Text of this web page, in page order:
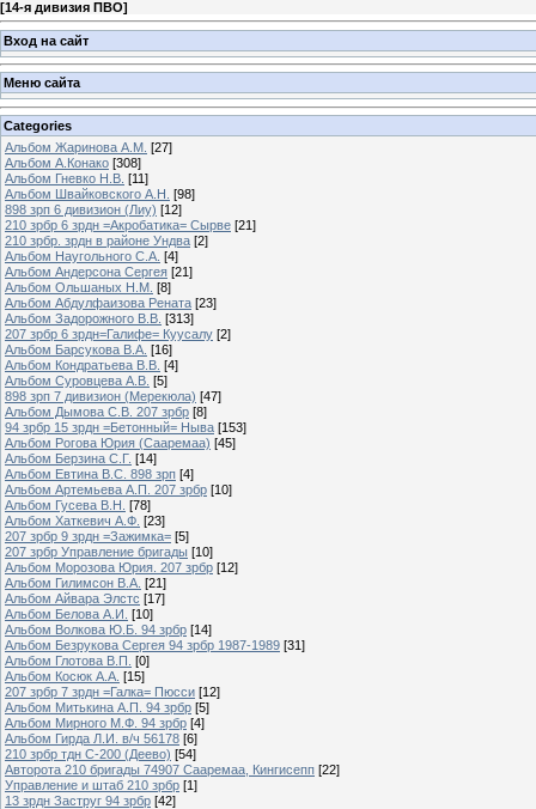
[14-я дивизия ПВО]
Вход на сайт
Меню сайта
Categories
Альбом Жаринова А.М. [27]
Альбом А.Конако [308]
Альбом Гневко Н.В. [11]
Альбом Швайковского А.Н. [98]
898 зрп 6 дивизион (Лиу) [12]
210 зрбр 6 зрдн =Акробатика= Сырве [21]
210 зрбр. зрдн в районе Ундва [2]
Альбом Наугольного С.А. [4]
Альбом Андерсона Сергея [21]
Альбом Ольшаных Н.М. [8]
Альбом Абдулфаизова Рената [23]
Альбом Задорожного В.В. [313]
207 зрбр 6 зрдн=Галифе= Куусалу [2]
Альбом Барсукова В.А. [16]
Альбом Кондратьева В.В. [4]
Альбом Суровцева А.В. [5]
898 зрп 7 дивизион (Мерекюла) [47]
Альбом Дымова С.В. 207 зрбр [8]
94 зрбр 15 зрдн =Бетонный= Ныва [153]
Альбом Рогова Юрия (Сааремаа) [45]
Альбом Берзина С.Г. [14]
Альбом Евтина В.С. 898 зрп [4]
Альбом Артемьева А.П. 207 зрбр [10]
Альбом Гусева В.Н. [78]
Альбом Хаткевич А.Ф. [23]
207 зрбр 9 зрдн =Зажимка= [5]
207 зрбр Управление бригады [10]
Альбом Морозова Юрия. 207 зрбр [12]
Альбом Гилимсон В.А. [21]
Альбом Айвара Элстс [17]
Альбом Белова А.И. [10]
Альбом Волкова Ю.Б. 94 зрбр [14]
Альбом Безрукова Сергея 94 зрбр 1987-1989 [31]
Альбом Глотова В.П. [0]
Альбом Косюк А.А. [15]
207 зрбр 7 зрдн =Галка= Пюсси [12]
Альбом Митькина А.П. 94 зрбр [5]
Альбом Мирного М.Ф. 94 зрбр [4]
Альбом Гирда Л.И. в/ч 56178 [6]
210 зрбр тдн С-200 (Деево) [54]
Авторота 210 бригады 74907 Сааремаа, Кингисепп [22]
Управление и штаб 210 зрбр [1]
13 зрдн Заструг 94 зрбр [42]